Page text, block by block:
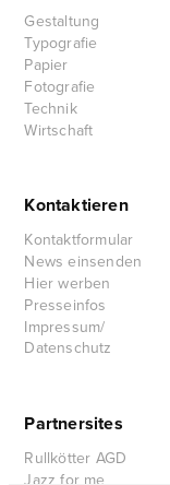
Gestaltung
Typografie
Papier
Fotografie
Technik
Wirtschaft
Kontaktieren
Kontaktformular
News einsenden
Hier werben
Presseinfos
Impressum/
Datenschutz
Partnersites
Rullkötter AGD
Jazz for me